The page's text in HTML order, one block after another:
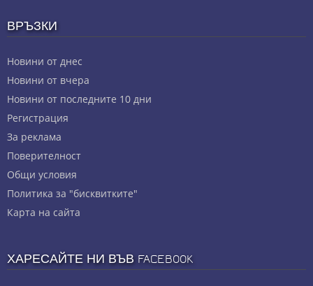
ВРЪЗКИ
Новини от днес
Новини от вчера
Новини от последните 10 дни
Регистрация
За реклама
Πoвepитeлнocт
Общи условия
Политика за "бисквитките"
Карта на сайта
ХАРЕСАЙТЕ НИ ВЪВ FACEBOOK